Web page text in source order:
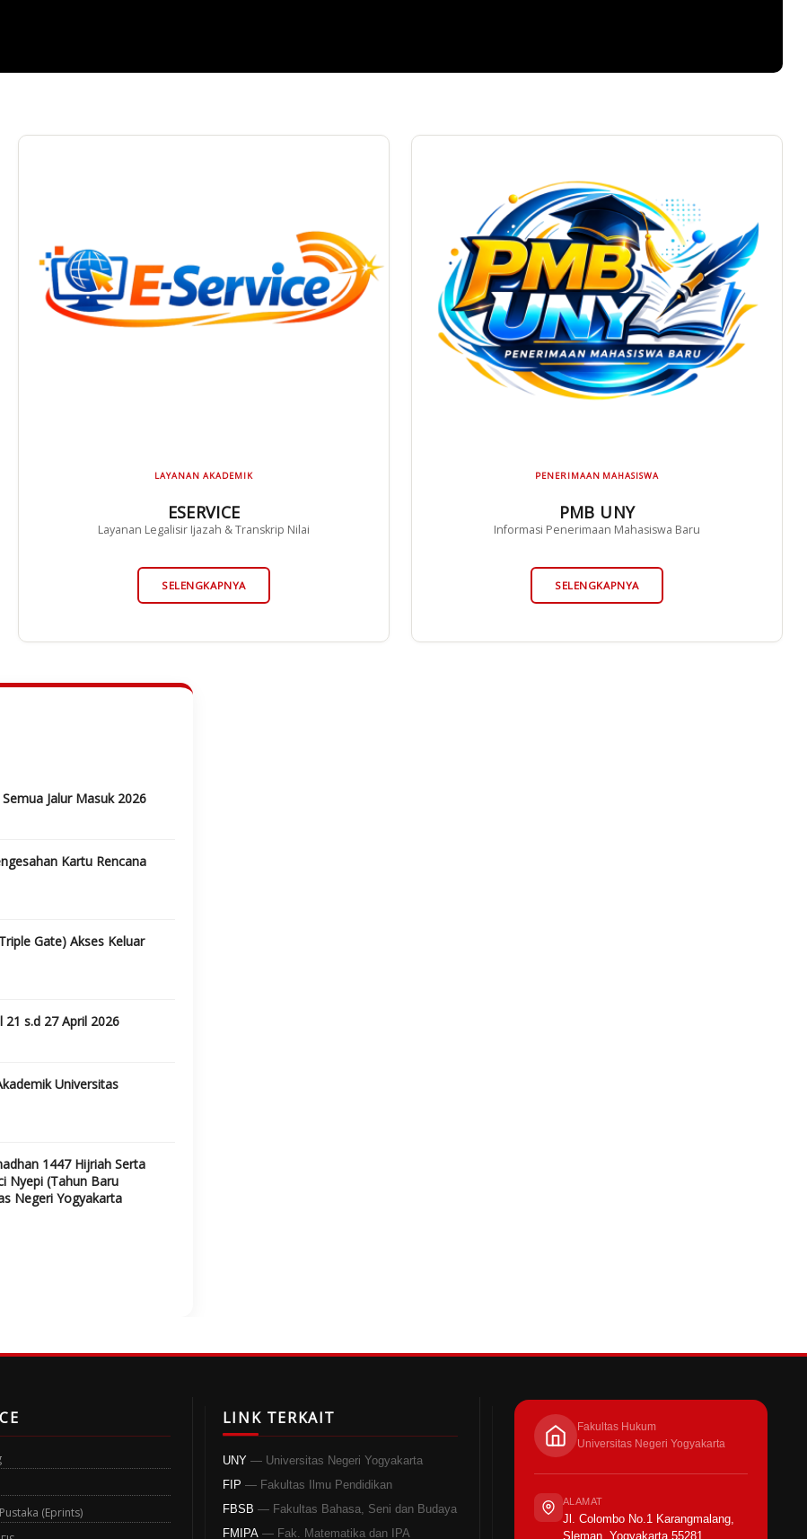
LAYANAN AKADEMIK
ESERVICE
Layanan Legalisir Ijazah & Transkrip Nilai
SELENGKAPNYA
PENERIMAAN MAHASISWA
PMB UNY
Informasi Penerimaan Mahasiswa Baru
SELENGKAPNYA
Jalur Masuk 2026
Kartu Rencana
Gate) Akses Keluar
21 s.d 27 April 2026
Universitas
1447 Hijriah Serta
Nyepi (Tahun Baru
Negeri Yogyakarta
(Eprints)
LINK TERKAIT
UNY — Universitas Negeri Yogyakarta
FIP — Fakultas Ilmu Pendidikan
FBSB — Fakultas Bahasa, Seni dan Budaya
FMIPA — Fak. Matematika dan IPA
Fakultas Hukum
Universitas Negeri Yogyakarta
ALAMAT
Jl. Colombo No.1 Karangmalang,
Sleman, Yogyakarta 55281